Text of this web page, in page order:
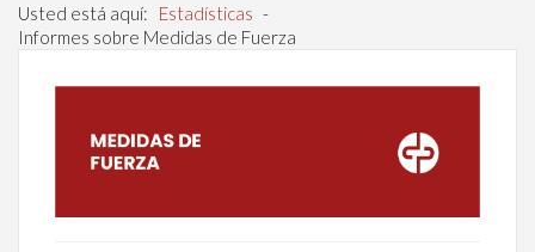
Usted está aquí: Estadísticas -
Informes sobre Medidas de Fuerza